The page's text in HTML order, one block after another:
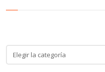
Categoría
de
noticias